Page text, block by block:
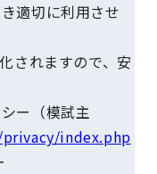
適切に利用させ
されますので、安
ー（模試主
index.php